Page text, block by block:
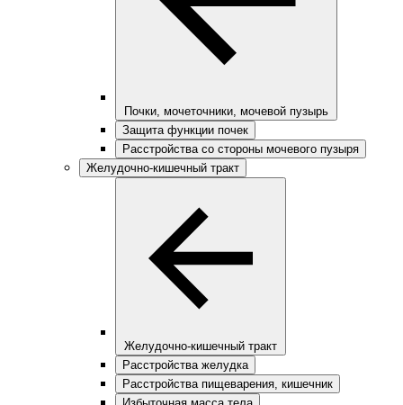
Почки, мочеточники, мочевой пузырь
Защита функции почек
Расстройства со стороны мочевого пузыря
Желудочно-кишечный тракт
Желудочно-кишечный тракт
Расстройства желудка
Расстройства пищеварения, кишечник